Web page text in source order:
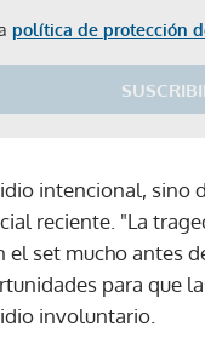
política de protección
por
intencional,
reciente. "La
set mucho antes
para que
involuntario.